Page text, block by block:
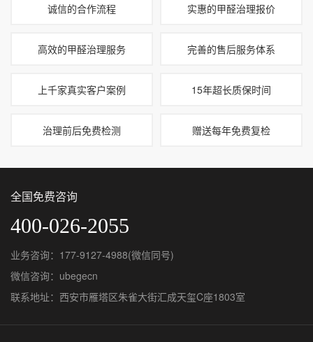
诚信的合作流程 实惠的甲醛治理报价
高效的甲醛治理服务 完善的售后服务体系
上千家真实客户案例 15年超长质保时间
治理前后免费检测 赠送每年免费复检
全国免费咨询
400-026-2055
业务咨询：177-9127-4988(微信同号)
微信咨询：ubegecn
联系地址：西安市雁塔区朱雀大街汇成天玺C座1803室